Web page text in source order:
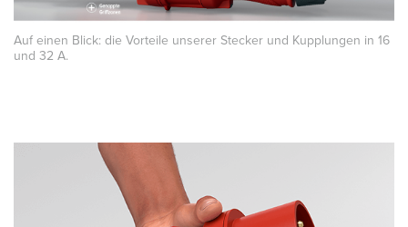
Auf einen Blick: die Vorteile unserer Stecker und Kupplungen in 16
und 32 A.